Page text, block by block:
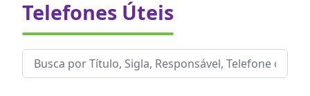
Telefones Úteis